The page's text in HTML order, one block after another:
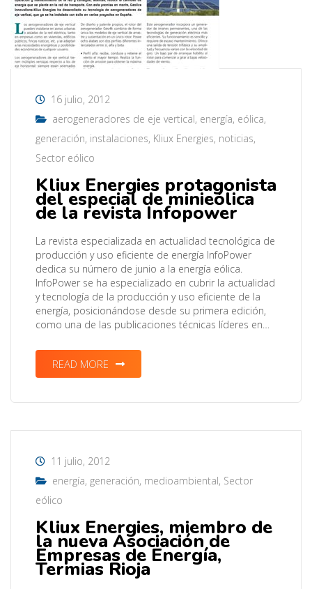
16 julio, 2012
aerogeneradores de eje vertical, energía, eólica,
generación, instalaciones, Kliux Energies, noticias,
Sector eólico
Kliux Energies protagonista
del especial de minieólica
de la revista Infopower
La revista especializada en actualidad tecnológica de
producción y uso eficiente de energía InfoPower
dedica su número de junio a la energía eólica.
InfoPower se ha especializado en cubrir la actualidad
y tecnología de la producción y uso eficiente de la
energía, posicionándose desde su primera edición,
como una de las publicaciones técnicas líderes en…
READ MORE
11 julio, 2012
energía, generación, medioambiental, Sector
eólico
Kliux Energies, miembro de
la nueva Asociación de
Empresas de Energía,
Termias Rioja